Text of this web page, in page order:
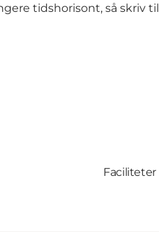
tidshorisont, så skriv til
Faciliteter